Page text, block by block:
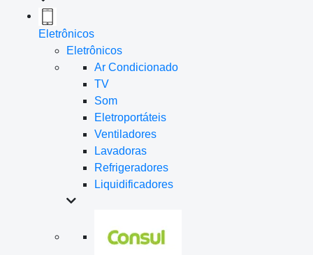
Eletrônicos
Eletrônicos
Ar Condicionado
TV
Som
Eletroportáteis
Ventiladores
Lavadoras
Refrigeradores
Liquidificadores